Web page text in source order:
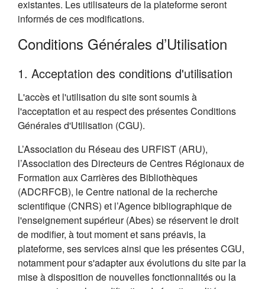
existantes. Les utilisateurs de la plateforme seront
informés de ces modifications.
Conditions Générales d’Utilisation
1. Acceptation des conditions d'utilisation
L'accès et l'utilisation du site sont soumis à
l'acceptation et au respect des présentes Conditions
Générales d'Utilisation (CGU).
L’Association du Réseau des URFIST (ARU),
l’Association des Directeurs de Centres Régionaux de
Formation aux Carrières des Bibliothèques
(ADCRFCB), le Centre national de la recherche
scientifique (CNRS) et l’Agence bibliographique de
l'enseignement supérieur (Abes) se réservent le droit
de modifier, à tout moment et sans préavis, la
plateforme, ses services ainsi que les présentes CGU,
notamment pour s'adapter aux évolutions du site par la
mise à disposition de nouvelles fonctionnalités ou la